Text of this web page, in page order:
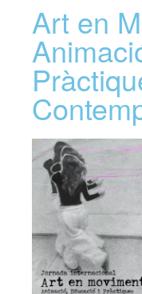
Art en